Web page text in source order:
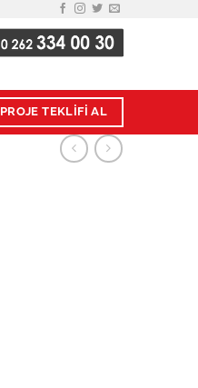
PROJE TEKLİFİ AL